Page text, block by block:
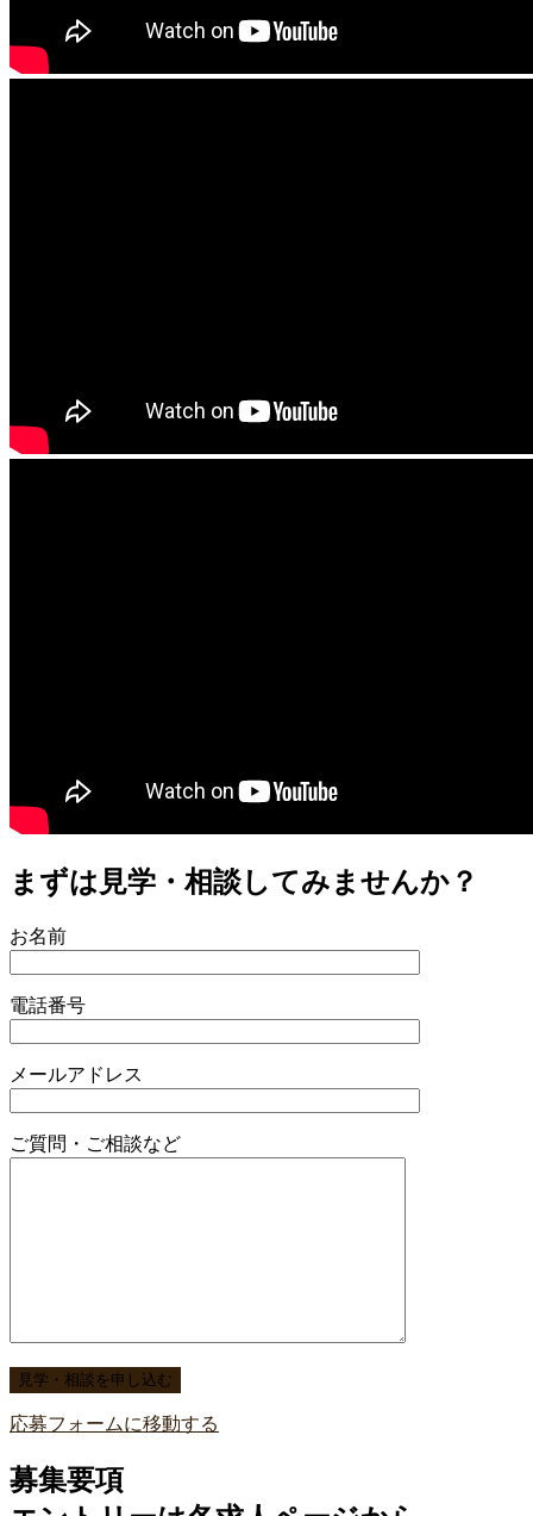
まずは見学・相談してみませんか？
お名前
電話番号
メールアドレス
ご質問・ご相談など
応募フォームに移動する
募集要項